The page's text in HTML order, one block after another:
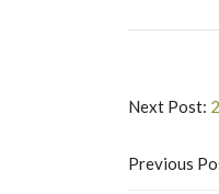
Next Post:
Previous